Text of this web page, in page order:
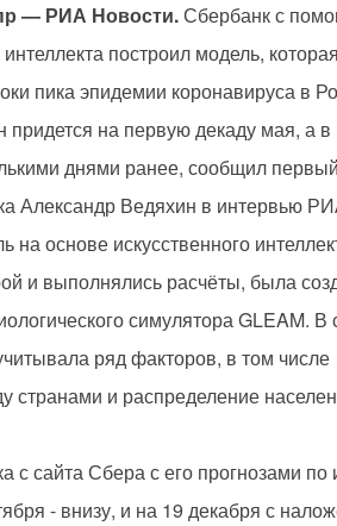
— РИА Новости.Сбербанк с
интеллекта построил модель,
пика эпидемии коронавируса в
придется на первую декаду мая, а
днями ранее, сообщил
Александр Ведяхин в интервью
на основе искусственного
и выполнялись расчёты, была
симулятора GLEAM. В
ряд факторов, в том числе
странами и распределение
с сайта Сбера с его прогнозами по
- внизу, и на 19 декабря с